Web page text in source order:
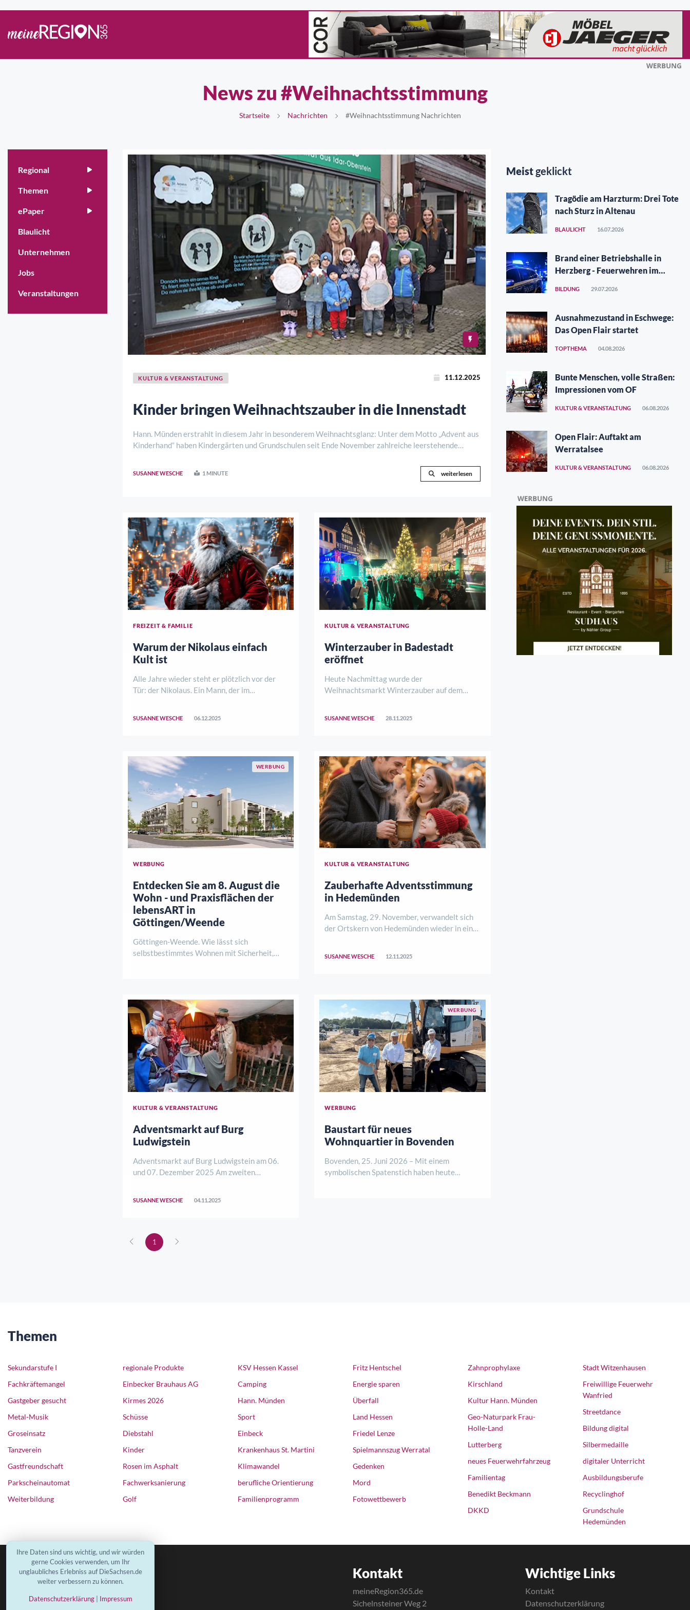
News zu #Weihnachtsstimmung
Startseite Nachrichten #Weihnachtsstimmung Nachrichten
Regional
Themen
ePaper
Blaulicht
Unternehmen
Jobs
Veranstaltungen
KULTUR & VERANSTALTUNG 11.12.2025
Kinder bringen Weihnachtszauber in die Innenstadt
Hann. Münden erstrahlt in diesem Jahr in besonderem Weihnachtsglanz: Unter dem Motto „Advent aus
Kinderhand“ haben Kindergärten und Grundschulen seit Ende November zahlreiche leerstehende
SUSANNE WESCHE 1 MINUTE weiterlesen
FREIZEIT & FAMILIE
Warum der Nikolaus einfach
Kult ist
Alle Jahre wieder steht er plötzlich vor der
Tür: der Nikolaus. Ein Mann, der im
SUSANNE WESCHE 06.12.2025
KULTUR & VERANSTALTUNG
Winterzauber in Badestadt
eröffnet
Heute Nachmittag wurde der
Weihnachtsmarkt Winterzauber auf dem
SUSANNE WESCHE 28.11.2025
WERBUNG
WERBUNG
Entdecken Sie am 8. August die
Wohn - und Praxisflächen der
lebensART in
Göttingen/Weende
Göttingen-Weende. Wie lässt sich
selbstbestimmtes Wohnen mit Sicherheit,
Baustellenbesichtigung der lebensART am
Klosterpark. HoKo und de ..
KULTUR & VERANSTALTUNG
Zauberhafte Adventsstimmung
in Hedemünden
Am Samstag, 29. November, verwandelt sich
der Ortskern von Hedemünden wieder in ein
SUSANNE WESCHE 12.11.2025
KULTUR & VERANSTALTUNG
Adventsmarkt auf Burg
Ludwigstein
Adventsmarkt auf Burg Ludwigstein am 06.
und 07. Dezember 2025 Am zweiten
SUSANNE WESCHE 04.11.2025
WERBUNG
WERBUNG
Baustart für neues
Wohnquartier in Bovenden
Bovenden, 25. Juni 2026 – Mit einem
symbolischen Spatenstich haben heute
1
Meistgeklickt
Tragödie am Harzturm: Drei Tote
nach Sturz in Altenau
BLAULICHT 16.07.2026
Brand einer Betriebshalle in
Herzberg - Feuerwehren im
BILDUNG 29.07.2026
Ausnahmezustand in Eschwege:
Das Open Flair startet
TOPTHEMA 04.08.2026
Bunte Menschen, volle Straßen:
Impressionen vom OF
KULTUR & VERANSTALTUNG 06.08.2026
Open Flair: Auftakt am
Werratalsee
KULTUR & VERANSTALTUNG 06.08.2026
Themen
Sekundarstufe I
Fachkräftemangel
Gastgeber gesucht
Metal-Musik
Groseinsatz
Tanzverein
Gastfreundschaft
Parkscheinautomat
Weiterbildung
regionale Produkte
Einbecker Brauhaus AG
Kirmes 2026
Schüsse
Diebstahl
Kinder
Rosen im Asphalt
Fachwerksanierung
Golf
KSV Hessen Kassel
Camping
Hann. Münden
Sport
Einbeck
Krankenhaus St. Martini
Klimawandel
berufliche Orientierung
Familienprogramm
Fritz Hentschel
Energie sparen
Überfall
Land Hessen
Friedel Lenze
Spielmannszug Werratal
Gedenken
Mord
Fotowettbewerb
Zahnprophylaxe
Kirschland
Kultur Hann. Münden
Geo-Naturpark Frau-
Holle-Land
Lutterberg
neues Feuerwehrfahrzeug
Familientag
Benedikt Beckmann
DKKD
Stadt Witzenhausen
Freiwillige Feuerwehr
Wanfried
Streetdance
Bildung digital
Silbermedaille
digitaler Unterricht
Ausbildungsberufe
Recyclinghof
Grundschule
Hedemünden
Kontakt
meineRegion365.de
Sichelnsteiner Weg 2
Wichtige Links
Kontakt
Datenschutzerklärung
Ihre Daten sind uns wichtig, und wir würden
gerne Cookies verwenden, um Ihr
unglaubliches Erlebniss auf DieSachsen.de
weiter verbessern zu können.
Datenschutzerklärung| Impressum